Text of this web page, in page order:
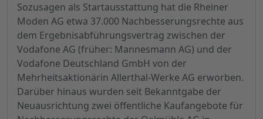
Sozusagen als Startausstattung hat die Rheiner
Moden AG etwa 37.000 Nachbesserungsrechte aus
dem Ergebnisabführungsvertrag zwischen der
Vodafone AG (früher: Mannesmann AG) und der
Vodafone Deutschland GmbH von der
Mehrheitsaktionärin Allerthal-Werke AG erworben.
Darüber hinaus wurden seit Bekanntgabe der
Neuausrichtung zwei öffentliche Kaufangebote für